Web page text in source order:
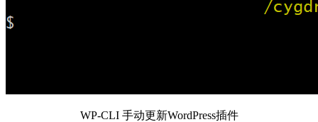
WP-CLI 手动更新WordPress插件